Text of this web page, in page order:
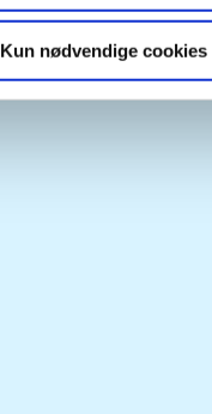
Kun nødvendige cookies